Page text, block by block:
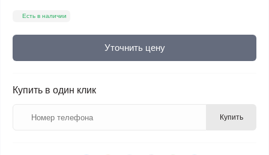
Есть в наличии
Уточнить цену
Купить в один клик
Купить